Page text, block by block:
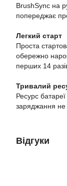
BrushSync на
попереджає
Легкий старт
Проста
обережно
перших 14
Тривалий
Ресурс
заряджання не
Відгуки